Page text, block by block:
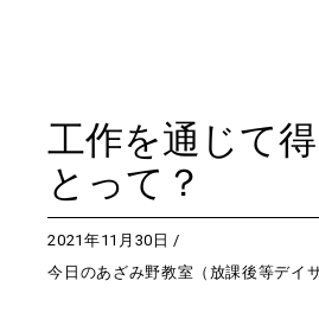
工作を通じて
とって？
2021年11月30日
今日のあざみ野教室（放課後等デイ